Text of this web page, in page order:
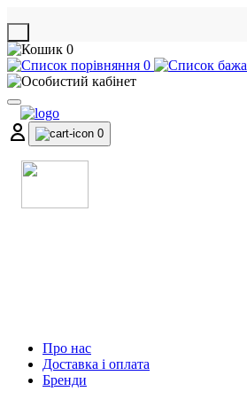
0
0
0
Про нас
Доставка і оплата
Бренди